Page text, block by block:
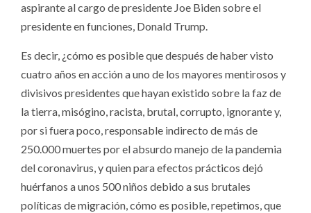
aspirante al cargo de presidente Joe Biden sobre el
presidente en funciones, Donald Trump.
Es decir, ¿cómo es posible que después de haber visto
cuatro años en acción a uno de los mayores mentirosos y
divisivos presidentes que hayan existido sobre la faz de
la tierra, misógino, racista, brutal, corrupto, ignorante y,
por si fuera poco, responsable indirecto de más de
250.000 muertes por el absurdo manejo de la pandemia
del coronavirus, y quien para efectos prácticos dejó
huérfanos a unos 500 niños debido a sus brutales
políticas de migración, cómo es posible, repetimos, que